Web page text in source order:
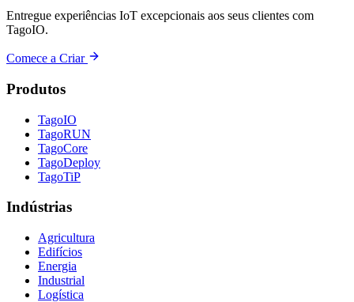
Entregue experiências IoT excepcionais aos seus clientes com
TagoIO.
Comece a Criar
Produtos
TagoIO
TagoRUN
TagoCore
TagoDeploy
TagoTiP
Indústrias
Agricultura
Edifícios
Energia
Industrial
Logística